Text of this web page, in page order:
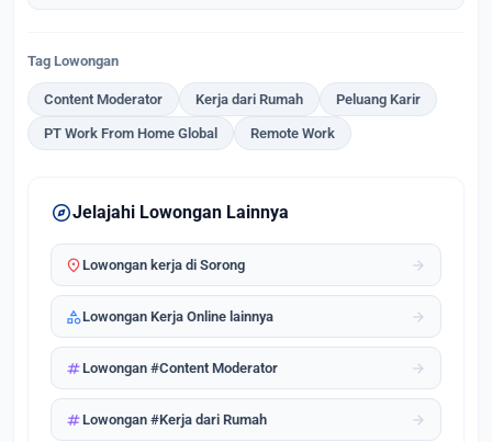
Tag Lowongan
Content Moderator Kerja dari Rumah Peluang Karir
PT Work From Home Global Remote Work
exploreJelajahi Lowongan Lainnya
location_onLowongan kerja di Sorong arrow_forward
categoryLowongan Kerja Online lainnya arrow_forward
tagLowongan #Content Moderator arrow_forward
tagLowongan #Kerja dari Rumah arrow_forward